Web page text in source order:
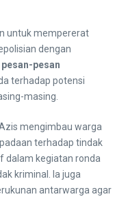
untuk mempererat
dengan
pesan-pesan
terhadap potensi
masing.
mengimbau warga
terhadap tindak
dalam kegiatan ronda
kriminal. Ia juga
antarwarga agar